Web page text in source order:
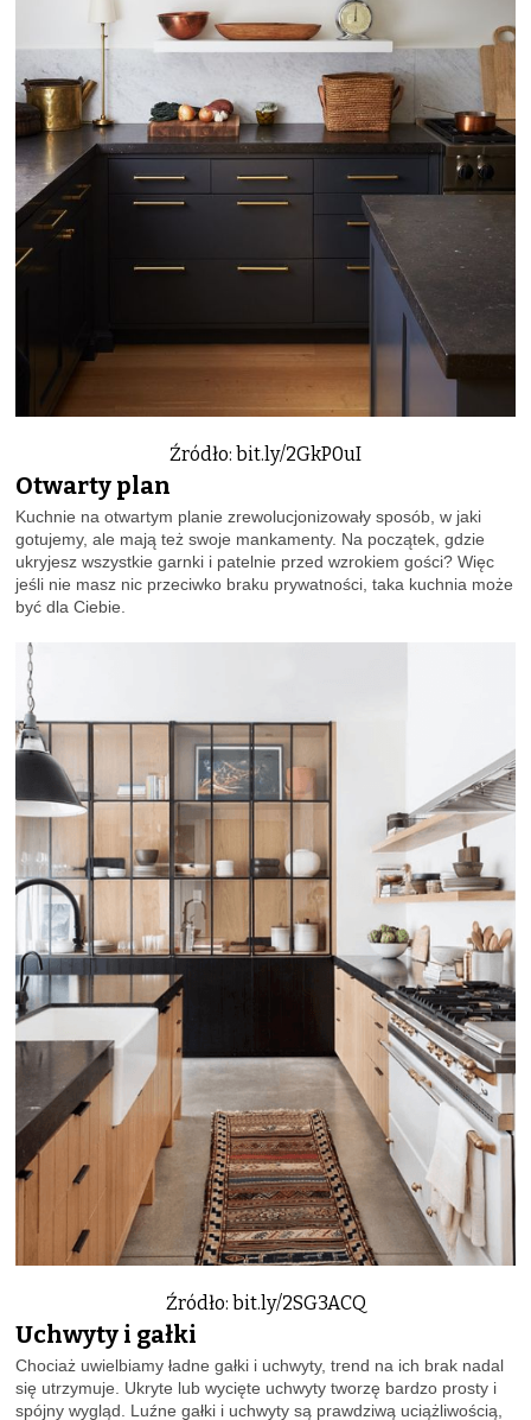
Źródło: bit.ly/2GkP0uI
Otwarty plan
Kuchnie na otwartym planie zrewolucjonizowały sposób, w jaki
gotujemy, ale mają też swoje mankamenty. Na początek, gdzie
ukryjesz wszystkie garnki i patelnie przed wzrokiem gości? Więc
jeśli nie masz nic przeciwko braku prywatności, taka kuchnia może
być dla Ciebie.
Źródło: bit.ly/2SG3ACQ
Uchwyty i gałki
Chociaż uwielbiamy ładne gałki i uchwyty, trend na ich brak nadal
się utrzymuje. Ukryte lub wycięte uchwyty tworzę bardzo prosty i
spójny wygląd. Luźne gałki i uchwyty są prawdziwą uciążliwością,